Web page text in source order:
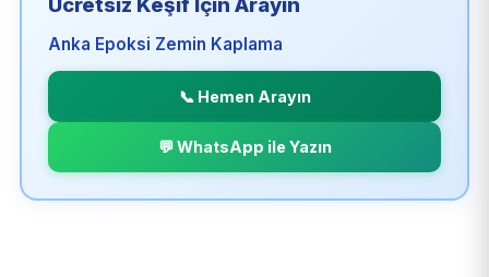
Anka Epoksi Zemin Kaplama
📞 Hemen Arayın
💬 WhatsApp ile Yazın